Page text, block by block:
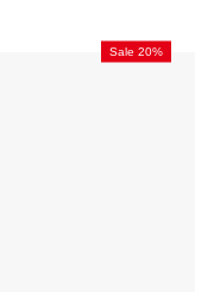
Sale 20%